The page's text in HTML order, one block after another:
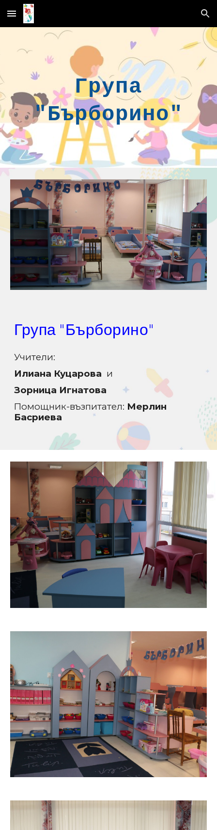
Skip to main content Skip to navigation
Групa
"Бърборино"
Група "Бърборино"
Учители:
Илиана Куцарова и
Зорница Игнатова
Помощник-възпитател: Мерлин
Басриева